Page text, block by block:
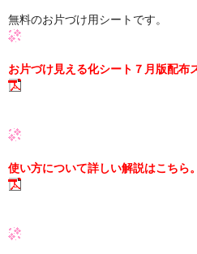
無料のお片づけ用シートです。
お片づけ見える化シート７月版配布
使い方について詳しい解説はこちら。